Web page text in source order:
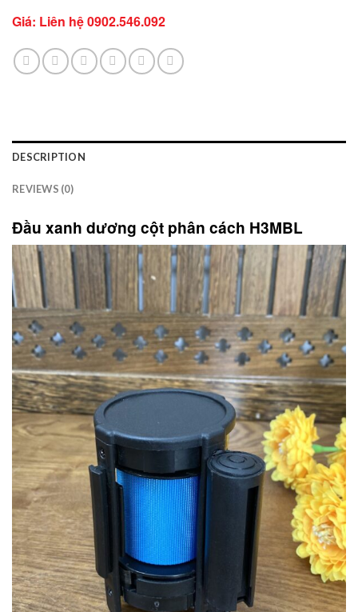
Giá: Liên hệ0902.546.092
DESCRIPTION
REVIEWS (0)
Đầu xanh dương cột phân cách H3MBL